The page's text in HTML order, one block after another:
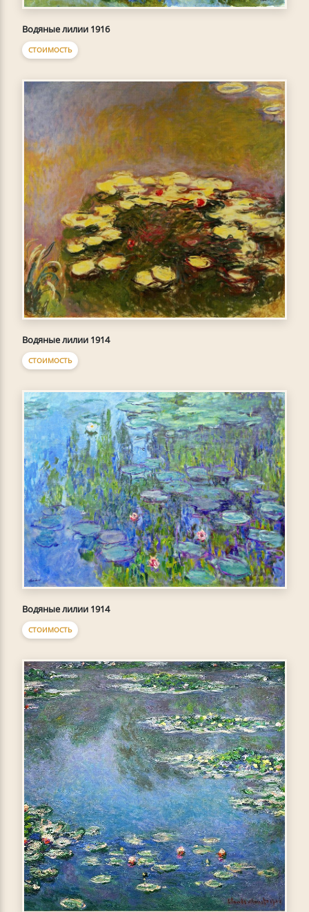
Водяные лилии 1916
СТОИМОСТЬ
Водяные лилии 1914
СТОИМОСТЬ
Водяные лилии 1914
СТОИМОСТЬ